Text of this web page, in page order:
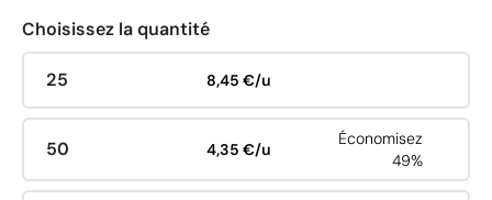
Choisissez la quantité
25 8,45 €/u
50 4,35 €/u
Économisez
49%